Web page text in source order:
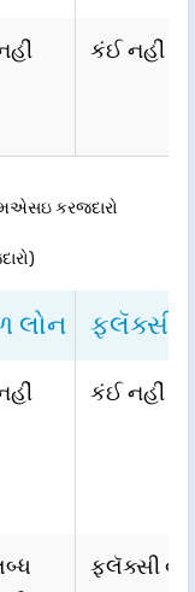
કંઈ નહીં
કરજદારો
લોન ફ્લૅક્સી
કંઈ નહીં
ફ્લૅક્સી